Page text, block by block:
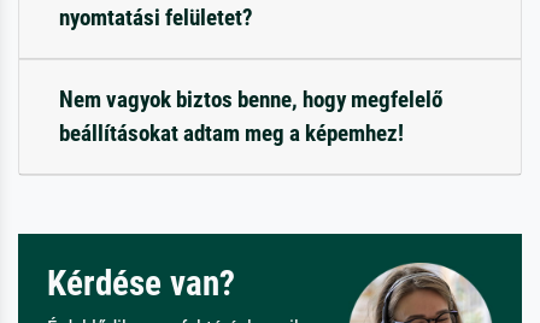
nyomtatási felületet?
Nem vagyok biztos benne, hogy megfelelő
beállításokat adtam meg a képemhez!
Kérdése van?